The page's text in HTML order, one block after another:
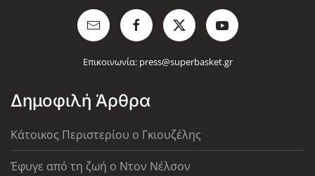
Επικοινωνία: press@superbasket.gr
Δημοφιλή Άρθρα
Κάτοικος Περιστερίου ο Γκιουζέλης
Έφυγε από τη ζωή ο Ντον Νέλσον